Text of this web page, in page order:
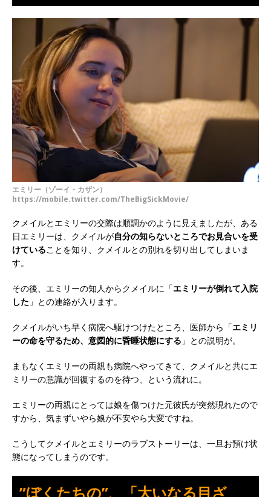
エミリー（ゾーイ・カザン）
https://mobile.twitter.com/TheBigSickMovie/
クメイルとエミリーの交際は順調かのように見えましたが、ある
日エミリーは、クメイルが自分の知らないところでお見合いを受
けていることを知り、クメイルとの別れを切り出してしまいま
す。
その後、エミリーの知人からクメイルに「エミリーが倒れて入院
した 」との連絡が入ります。
クメイルがいち早く病院へ駆けつけたところ、医師から「エミリ
ーの命を守るため、意図的に昏睡状態にする 」との説明が。
まもなくエミリーの両親も病院へやってきて、クメイルと共にエ
ミリーの意識が回復するのを待つ、という流れに。
エミリーの両親にとっては娘を傷つけた元彼氏が突然現れたので
すから、気まずいやら娘が不安やら大変ですね。
こうしてクメイルとエミリーのラブストーリーは、一旦お預け状
態になってしまうのです。
”ぼくたちの”、「大いなる目ざ